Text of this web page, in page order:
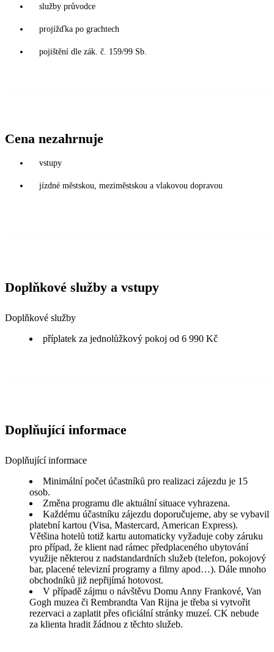
služby průvodce
projížďka po grachtech
pojištění dle zák. č. 159/99 Sb.
Cena nezahrnuje
vstupy
jízdné městskou, meziměstskou a vlakovou dopravou
Doplňkové služby a vstupy
Doplňkové služby
příplatek za jednolůžkový pokoj od 6 990 Kč
Doplňující informace
Doplňující informace
Minimální počet účastníků pro realizaci zájezdu je 15
osob.
Změna programu dle aktuální situace vyhrazena.
Každému účastníku zájezdu doporučujeme, aby se vybavil
platební kartou (Visa, Mastercard, American Express).
Většina hotelů totiž kartu automaticky vyžaduje coby záruku
pro případ, že klient nad rámec předplaceného ubytování
využije některou z nadstandardních služeb (telefon, pokojový
bar, placené televizní programy a filmy apod…). Dále mnoho
obchodníků již nepřijímá hotovost.
V případě zájmu o návštěvu Domu Anny Frankové, Van
Gogh muzea či Rembrandta Van Rijna je třeba si vytvořit
rezervaci a zaplatit přes oficiální stránky muzeí. CK nebude
za klienta hradit žádnou z těchto služeb.